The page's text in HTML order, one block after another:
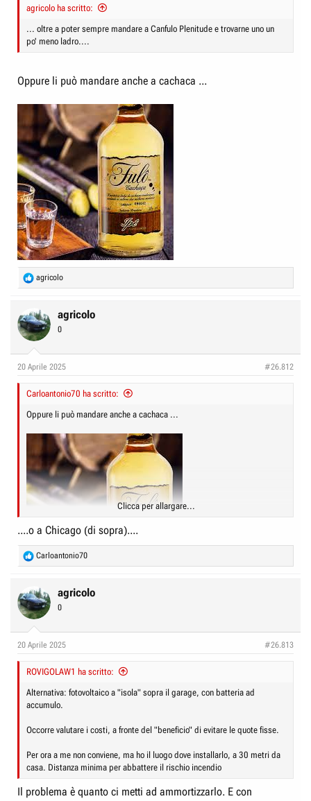
agricolo ha scritto:
... oltre a poter sempre mandare a Canfulo Plenitude e trovarne uno un
po' meno ladro....
Oppure li può mandare anche a cachaca ...
R
e
c
t
i
s
agricolo
agricolo
0
20 Aprile 2025 #26.812
Carloantonio70 ha scritto:
Oppure li può mandare anche a cachaca ...
Clicca per allargare...
....o a Chicago (di sopra)....
R
e
c
t
i
s
Carloantonio70
agricolo
0
20 Aprile 2025 #26.813
ROVIGOLAW1 ha scritto:
Alternativa: fotovoltaico a "isola" sopra il garage, con batteria ad
accumulo.
Occorre valutare i costi, a fronte del "beneficio" di evitare le quote fisse.
Per ora a me non conviene, ma ho il luogo dove installarlo, a 30 metri da
casa. Distanza minima per abbattere il rischio incendio
Il problema è quanto ci metti ad ammortizzarlo. E con